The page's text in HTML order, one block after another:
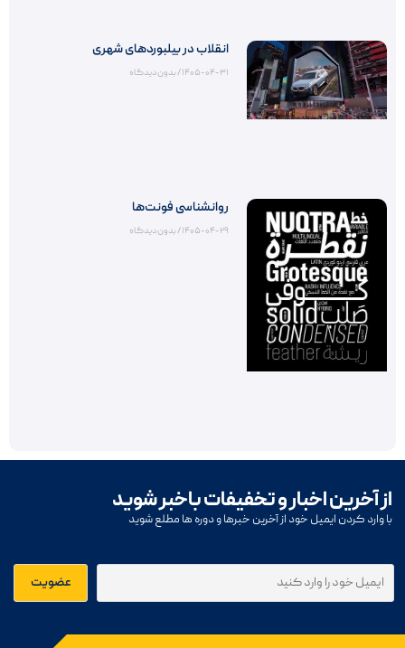
انقلاب در بیلبوردهای شهری
۱۴۰۵-۰۴-۳۱ بدون دیدگاه
روانشناسی فونت‌ها
۱۴۰۵-۰۴-۲۹ بدون دیدگاه
از آخرین اخبار و تخفیفات باخبر شوید
با وارد کردن ایمیل خود از آخرین خبرها و دوره ها مطلع شوید